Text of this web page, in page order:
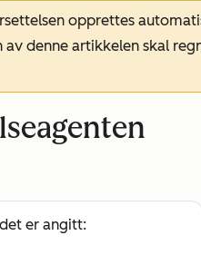
opprettes
denne artikkelen skal
er angitt: